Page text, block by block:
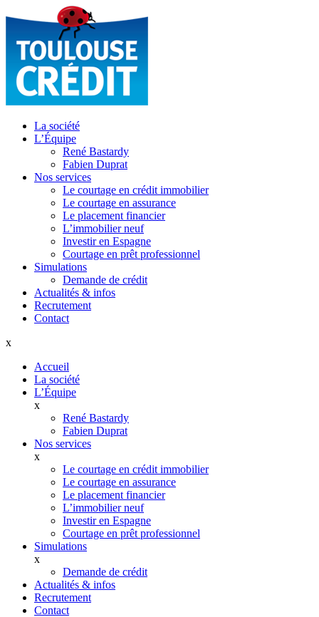
La société
L’Équipe
René Bastardy
Fabien Duprat
Nos services
Le courtage en crédit immobilier
Le courtage en assurance
Le placement financier
L’immobilier neuf
Investir en Espagne
Courtage en prêt professionnel
Simulations
Demande de crédit
Actualités & infos
Recrutement
Contact
x
Accueil
La société
L’Équipe
x
René Bastardy
Fabien Duprat
Nos services
x
Le courtage en crédit immobilier
Le courtage en assurance
Le placement financier
L’immobilier neuf
Investir en Espagne
Courtage en prêt professionnel
Simulations
x
Demande de crédit
Actualités & infos
Recrutement
Contact